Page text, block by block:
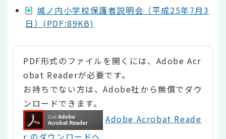
城ノ内小学校保護者説明会（平成25年7月3
日）(PDF:89KB)
PDF形式のファイルを開くには、Adobe Acr
obat Readerが必要です。
お持ちでない方は、Adobe社から無償でダウ
ンロードできます。
Adobe Acrobat Reade
r のダウンロードへ